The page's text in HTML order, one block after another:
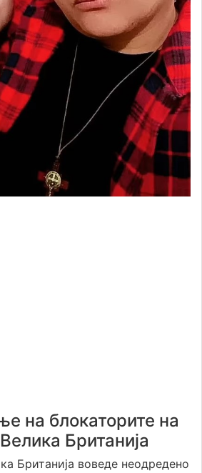
на блокаторите на
Британија
Британија воведе неодредено